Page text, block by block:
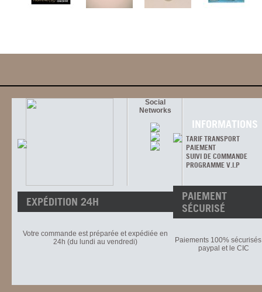
Social
Networks
INFORMATIONS
TARIF TRANSPORT
PAIEMENT
SUIVI DE COMMANDE
PROGRAMME V.I.P
EXPÉDITION 24H
Votre commande est préparée et expédiée en
24h (du lundi au vendredi)
PAIEMENT
SÉCURISÉ
Paiements 100%
paypal et le CIC